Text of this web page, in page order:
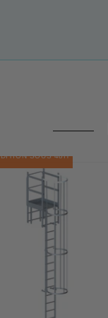
SOUS 48H